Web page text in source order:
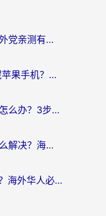
咪咕视频在香港能用吗？海外党亲测有效的回国加速方案来了
国外看不了芒果TV怎么办呢苹果手机？海外党追剧游戏的全能解决方案
在巴西用搜狐视频地区限制怎么办？3步解决海外看国内剧的烦恼
酷我畅听所属地区无版权怎么解决？海外党必看的回国加速全攻略
在南非用12306遇地区限制？海外华人必看的回国加速全攻略（附B站芒果TV解锁技巧）